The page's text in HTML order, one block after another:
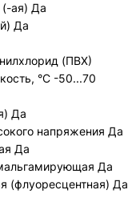
ая) Да
Да
(ПВХ)
°C -50...70
Да
напряжения Да
Да
Да
(флуоресцентная) Да